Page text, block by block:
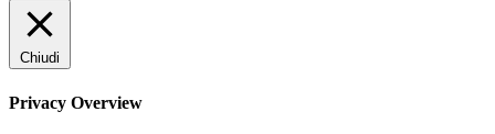
Chiudi
Privacy Overview